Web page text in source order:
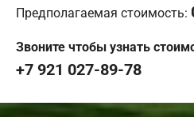
Предполагаемая стоимость:
Звоните чтобы узнать
+7 921 027-89-78